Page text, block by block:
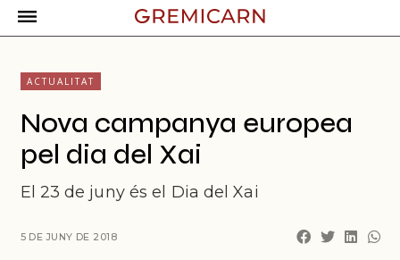
ACTUALITAT
Nova campanya europea
pel dia del Xai
El 23 de juny és el Dia del Xai